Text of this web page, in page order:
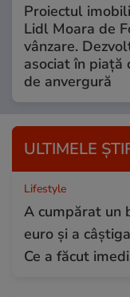
Proiectul
Lidl Moara de
vânzare.
asociat în piață
de anvergură
ULTIMELE
Lifestyle
A cumpărat un
euro și a
Ce a făcut